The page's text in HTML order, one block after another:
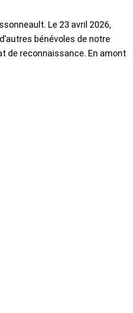
Le 23 avril 2026,
bénévoles de notre
de reconnaissance. En amont